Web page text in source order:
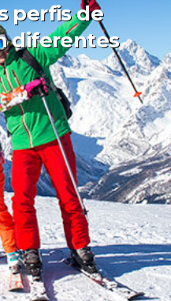
perfis de
diferentes